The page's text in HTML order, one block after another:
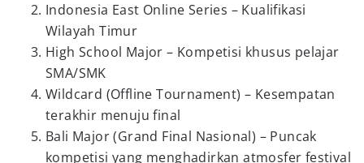
Indonesia East Online Series – Kualifikasi
Wilayah Timur
High School Major – Kompetisi khusus pelajar
SMA/SMK
Wildcard (Offline Tournament) – Kesempatan
terakhir menuju final
Bali Major (Grand Final Nasional) – Puncak
kompetisi yang menghadirkan atmosfer festival